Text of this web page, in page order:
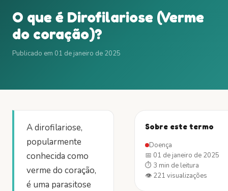
O que é Dirofilariose (Verme
do coração)?
Publicado em 01 de janeiro de 2025
A dirofilariose,
popularmente
conhecida como
verme do coração,
é uma parasitose
Sobre este termo
Doença
📅 01 de janeiro de 2025
⏱ 3 min de leitura
👁 221 visualizações